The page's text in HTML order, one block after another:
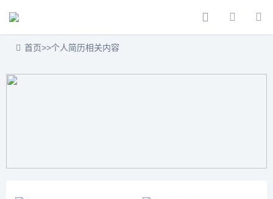
首页>>个人简历相关内容